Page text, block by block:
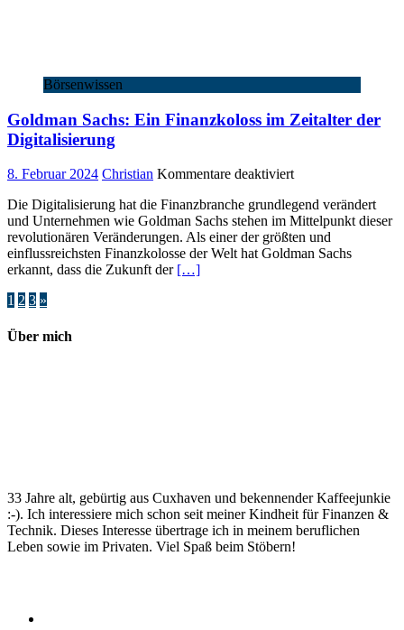
Börsenwissen
Goldman Sachs: Ein Finanzkoloss im Zeitalter der
Digitalisierung
8. Februar 2024 Christian Kommentare deaktiviertfür
Sachs:
Ein
Finanzkoloss
im
Die Digitalisierung hat die Finanzbranche grundlegend verändert
und Unternehmen wie Goldman Sachs stehen im Mittelpunkt dieser
revolutionären Veränderungen. Als einer der größten und
einflussreichsten Finanzkolosse der Welt hat Goldman Sachs
erkannt, dass die Zukunft der […]
Seitennummerierung
der
1 2 3 »
Über mich
33 Jahre alt, gebürtig aus Cuxhaven und bekennender Kaffeejunkie
:-). Ich interessiere mich schon seit meiner Kindheit für Finanzen &
Technik. Dieses Interesse übertrage ich in meinem beruflichen
Leben sowie im Privaten. Viel Spaß beim Stöbern!